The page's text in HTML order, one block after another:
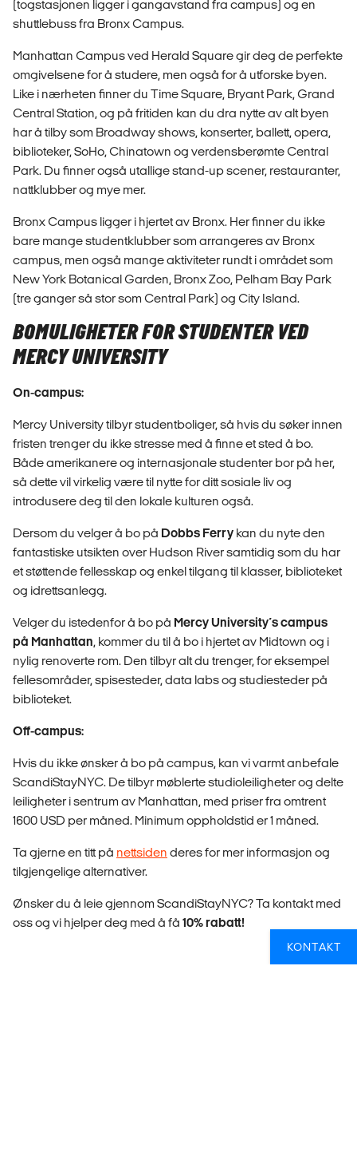
(togstasjonen ligger i gangavstand fra campus) og en
shuttlebuss fra Bronx Campus.
Manhattan Campus ved Herald Square gir deg de perfekte
omgivelsene for å studere, men også for å utforske byen.
Like i nærheten finner du Time Square, Bryant Park, Grand
Central Station, og på fritiden kan du dra nytte av alt byen
har å tilby som Broadway shows, konserter, ballett, opera,
biblioteker, SoHo, Chinatown og verdensberømte Central
Park. Du finner også utallige stand-up scener, restauranter,
nattklubber og mye mer.
Bronx Campus ligger i hjertet av Bronx. Her finner du ikke
bare mange studentklubber som arrangeres av Bronx
campus, men også mange aktiviteter rundt i området som
New York Botanical Garden, Bronx Zoo, Pelham Bay Park
(tre ganger så stor som Central Park) og City Island.
BOMULIGHETER FOR STUDENTER VED
MERCY UNIVERSITY
On-campus:
Mercy University tilbyr studentboliger, så hvis du søker innen
fristen trenger du ikke stresse med å finne et sted å bo.
Både amerikanere og internasjonale studenter bor på her,
så dette vil virkelig være til nytte for ditt sosiale liv og
introdusere deg til den lokale kulturen også.
Dersom du velger å bo på Dobbs Ferry kan du nyte den
fantastiske utsikten over Hudson River samtidig som du har
et støttende fellesskap og enkel tilgang til klasser, biblioteket
og idrettsanlegg.
Velger du istedenfor å bo på Mercy University´s campus
på Manhattan, kommer du til å bo i hjertet av Midtown og i
nylig renoverte rom. Den tilbyr alt du trenger, for eksempel
fellesområder, spisesteder, data labs og studiesteder på
biblioteket.
Off-campus:
Hvis du ikke ønsker å bo på campus, kan vi varmt anbefale
ScandiStayNYC. De tilbyr møblerte studioleiligheter og delte
leiligheter i sentrum av Manhattan, med priser fra omtrent
1600 USD per måned. Minimum oppholdstid er 1 måned.
Ta gjerne en titt på nettsiden deres for mer informasjon og
tilgjengelige alternativer.
Ønsker du å leie gjennom ScandiStayNYC? Ta kontakt med
oss og vi hjelper deg med å få 10% rabatt!
KONTAKT